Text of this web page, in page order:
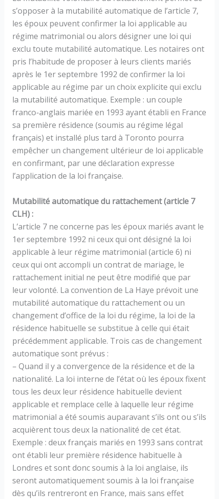
s’opposer à la mutabilité automatique de l’article 7,
les époux peuvent confirmer la loi applicable au
régime matrimonial ou alors désigner une loi qui
exclu toute mutabilité automatique. Les notaires ont
pris l’habitude de proposer à leurs clients mariés
après le 1er septembre 1992 de confirmer la loi
applicable au régime par un choix explicite qui exclu
la mutabilité automatique. Exemple : un couple
franco-anglais mariée en 1993 ayant établi en France
sa première résidence (soumis au régime légal
français) et installé plus tard à Toronto pourra
empêcher un changement ultérieur de loi applicable
en confirmant, par une déclaration expresse
l’application de la loi française.
Mutabilité automatique du rattachement (article 7
CLH) :
L’article 7 ne concerne pas les époux mariés avant le
1er septembre 1992 ni ceux qui ont désigné la loi
applicable à leur régime matrimonial (article 6) ni
ceux qui ont accompli un contrat de mariage, le
rattachement initial ne peut être modifié que par
leur volonté. La convention de La Haye prévoit une
mutabilité automatique du rattachement ou un
changement d’office de la loi du régime, la loi de la
résidence habituelle se substitue à celle qui était
précédemment applicable. Trois cas de changement
automatique sont prévus :
– Quand il y a convergence de la résidence et de la
nationalité. La loi interne de l’état où les époux fixent
tous les deux leur résidence habituelle devient
applicable et remplace celle à laquelle leur régime
matrimonial a été soumis auparavant s’ils ont ou s’ils
acquièrent tous deux la nationalité de cet état.
Exemple : deux français mariés en 1993 sans contrat
ont établi leur première résidence habituelle à
Londres et sont donc soumis à la loi anglaise, ils
seront automatiquement soumis à la loi française
dès qu’ils rentreront en France, mais sans effet